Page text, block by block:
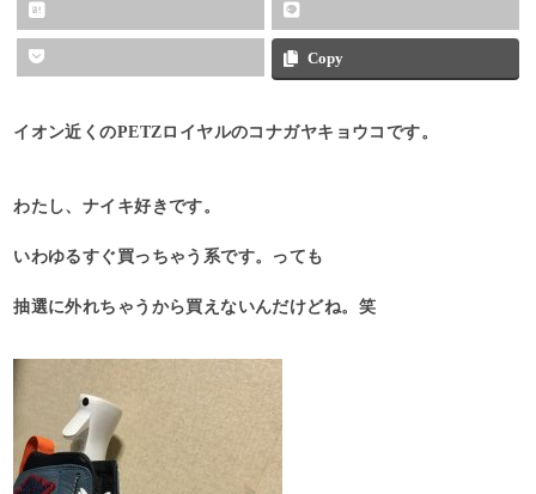
Copy
イオン近くのPETZロイヤルのコナガヤキョウコです。
わたし、ナイキ好きです。
いわゆるすぐ買っちゃう系です。っても
抽選に外れちゃうから買えないんだけどね。笑